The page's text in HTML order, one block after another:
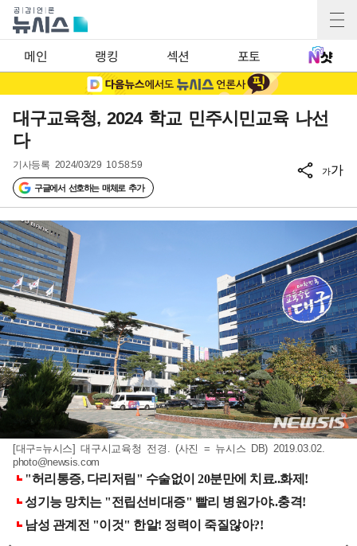
메인 랭킹 섹션 포토
대구교육청, 2024 학교 민주시민교육 나선
다
기사등록 2024/03/29 10:58:59
구글에서 선호하는 매체로 추가
가가
[대구=뉴시스] 대구시교육청 전경. (사진 = 뉴시스 DB) 2019.03.02.
photo@newsis.com